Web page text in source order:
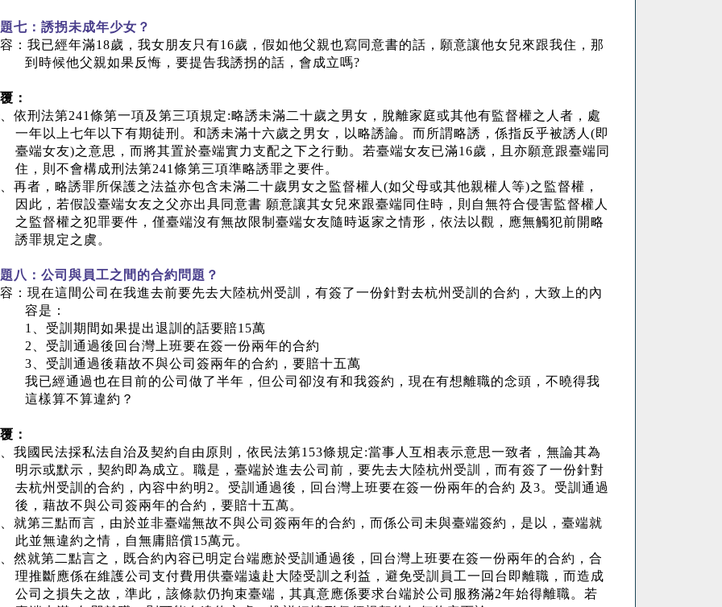
七：誘拐未成年少女？
：我已經年滿18歲，我女朋友只有16歲，假如他父親也寫同意書的話，願意讓他女兒來跟我住，那
到時候他父親如果反悔，要提告我誘拐的話，會成立嗎?
：
依刑法第241 條第一項及第三項規定:略誘未滿二十歲之男女，脫離家庭或其他有監督權之人者，處
一年以上七年以下有期徒刑。和誘未滿十六歲之男女，以略誘論。而所謂略誘，係指反乎被誘人 (即
臺端女友)之意思，而將其置於臺端實力支配之下之行動。若臺端女友已滿16歲，且亦願意跟臺端同
住，則不會構成刑法第241 條第三項準略誘罪之要件。
再者，略誘罪所保護之法益亦包含未滿二十歲男女之監督權人 (如父母或其他親權人等)之監督權，
因此，若假設臺端女友之父亦出具同意書 願意讓其女兒來跟臺端同住時，則自無符合侵害監督權人
之監督權之犯罪要件，僅臺端沒有無故限制臺端女友隨時返家之情形，依法以觀，應無觸犯前開略
誘罪規定之虞。
八：公司與員工之間的合約問題？
：現在這間公司在我進去前要先去大陸杭州受訓，有簽了一份針對去杭州受訓的合約，大致上的內
容是：
1
、受訓期間如果提出退訓的話要賠15萬
2 、受訓通過後回台灣上班要在簽一份兩年的合約
3 、受訓通過後藉故不與公司簽兩年的合約，要賠十五萬
我已經通過也在目前的公司做了半年，但公司卻沒有和我簽約，現在有想離職的念頭，不曉得我
這樣算不算違約？
：
我國民法採私法自治及契約自由原則，依民法第153條規定:當事人互相表示意思一致者，無論其為
明示或默示，契約即為成立。職是，臺端於進去公司前，要先去大陸杭州受訓，而有簽了一份針對
去杭州受訓的合約，內容中約明 2 。受訓通過後，回台灣上班要在簽一份兩年的合約 及 3。受訓通過
後，藉故不與公司簽兩年的合約，要賠十五萬。
就第三點而言，由於並非臺端無故不與公司簽兩年的合約，而係公司未與臺端簽約，是以，臺端就
此並無違約之情，自無庸賠償15萬元。
然就第二點言之，既合約內容已明定台端應於受訓通過後，回台灣上班要在簽一份兩年的合約，合
理推斷應係在維護公司支付費用供臺端遠赴大陸受訓之利益，避免受訓員工一回台即離職，而造成
公司之損失之故，準此，該條款仍拘束臺端，其真意應係要求台端於公司服務滿2年始得離職。若